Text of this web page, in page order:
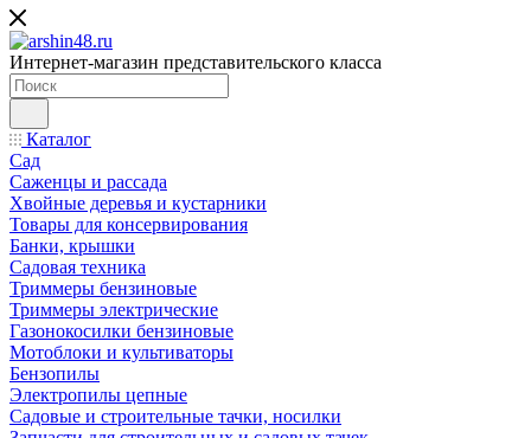
Интернет-магазин представительского класса
Каталог
Сад
Саженцы и рассада
Хвойные деревья и кустарники
Товары для консервирования
Банки, крышки
Садовая техника
Триммеры бензиновые
Триммеры электрические
Газонокосилки бензиновые
Мотоблоки и культиваторы
Бензопилы
Электропилы цепные
Садовые и строительные тачки, носилки